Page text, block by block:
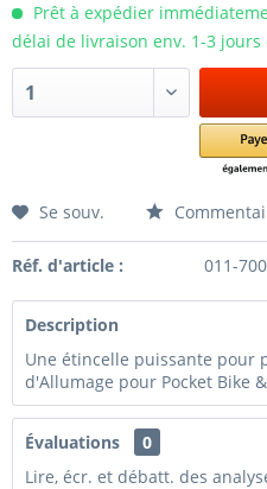
Prêt à expédier
délai de livraison env. 1-3 jours
Se souv.
Réf. d'article : 011-
Description
Une étincelle puissante pour
d'Allumage pour Pocket Bike
Évaluations
0
Lire, écr. et débatt. des